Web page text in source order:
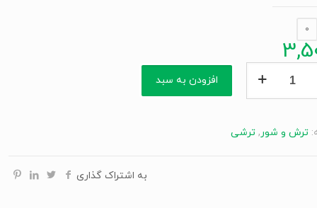
0
افزودن به سبد
ترش و شور, ترشی
به اشتراک گذاری